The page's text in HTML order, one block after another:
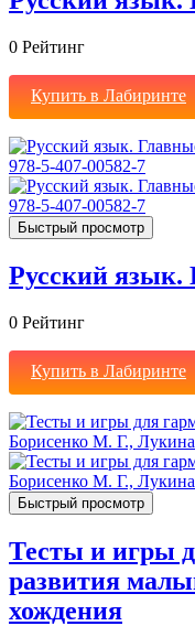
0 Рейтинг
Купить в Лабиринте
Быстрый просмотр
Русский язык.
0 Рейтинг
Купить в Лабиринте
Быстрый просмотр
Тесты и игры
развития
хождения